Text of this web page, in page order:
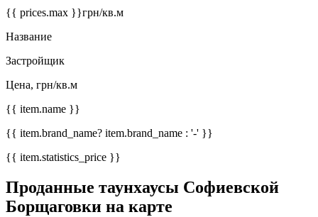
{{ prices.max }}грн/кв.м
Название
Застройщик
Цена, грн/кв.м
{{ item.name }}
{{ item.brand_name? item.brand_name : '-' }}
{{ item.statistics_price }}
Проданные таунхаусы Софиевской
Борщаговки на карте